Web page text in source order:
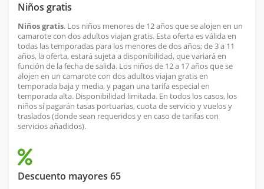
Niños gratis
Niños gratis. Los niños menores de 12 años que se alojen en un
camarote con dos adultos viajan gratis. Esta oferta es válida en
todas las temporadas para los menores de dos años; de 3 a 11
años, la oferta, estará sujeta a disponibilidad, que variará en
función de la fecha de salida. Los niños de 12 a 17 años que se
alojen en un camarote con dos adultos viajan gratis en
temporada baja y media, y pagan una tarifa especial en
temporada alta. Disponibilidad limitada. En todos los casos, los
niños sí pagarán tasas portuarias, cuota de servicio y vuelos y
traslados (donde sean requeridos y en caso de tarifas con
servicios añadidos).
Descuento mayores 65